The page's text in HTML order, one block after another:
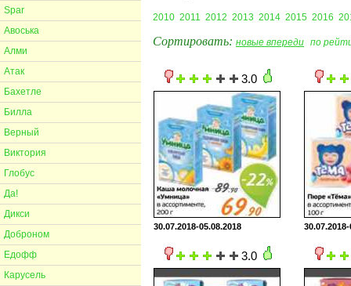
Spar
Авоська
Алми
Атак
Бахетле
Билла
Верный
Виктория
Глобус
Да!
Дикси
Доброном
Едофф
Карусель
2010 2011 2012 2013 2014 2015 2016
Сортировать: новые впереди по
3.0
30.07.2018-05.08.2018
3.0